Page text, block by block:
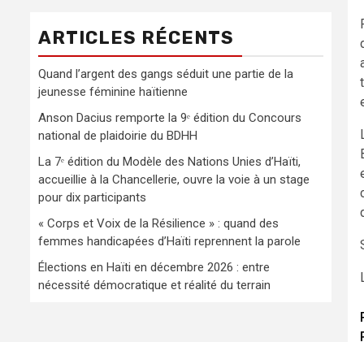
ARTICLES RÉCENTS
Quand l’argent des gangs séduit une partie de la
jeunesse féminine haïtienne
Anson Dacius remporte la 9ᵉ édition du Concours
national de plaidoirie du BDHH
La 7ᵉ édition du Modèle des Nations Unies d’Haïti,
accueillie à la Chancellerie, ouvre la voie à un stage
pour dix participants
« Corps et Voix de la Résilience » : quand des
femmes handicapées d’Haïti reprennent la parole
Élections en Haïti en décembre 2026 : entre
nécessité démocratique et réalité du terrain